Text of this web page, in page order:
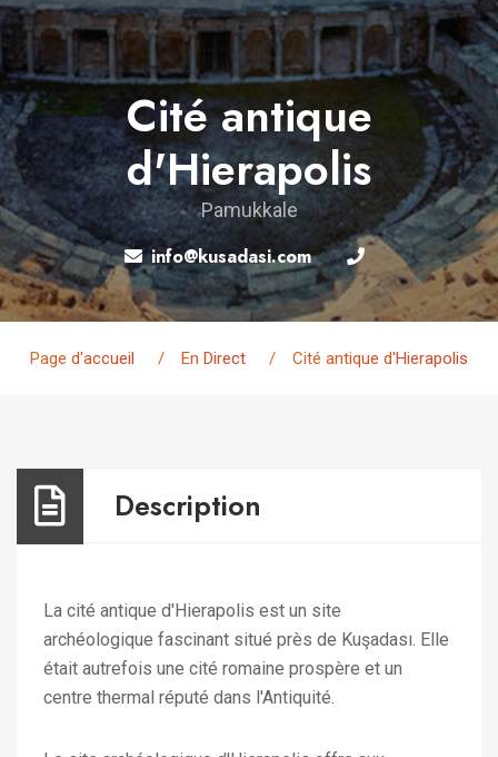
Cité antique
d'Hierapolis
Pamukkale
info@kusadasi.com
Page d'accueil En Direct Cité antique d'Hierapolis
Description
La cité antique d'Hierapolis est un site
archéologique fascinant situé près de Kuşadası. Elle
était autrefois une cité romaine prospère et un
centre thermal réputé dans l'Antiquité.